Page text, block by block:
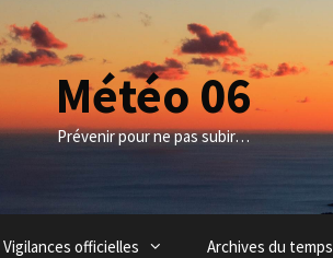
Météo 06
Prévenir pour ne pas subir…
Vigilances officielles Archives du temps